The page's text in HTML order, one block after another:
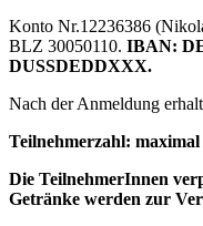
Konto Nr.12236386
BLZ 30050110. IBAN:
DUSSDEDDXXX.
Nach der Anmeldung
Teilnehmerzahl: maximal
Die TeilnehmerInnen
Getränke werden zur